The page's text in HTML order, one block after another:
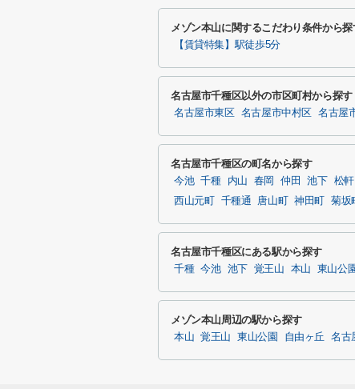
メゾン本山に関するこだわり条件から探
【賃貸特集】駅徒歩5分
名古屋市千種区以外の市区町村から探す
名古屋市東区 名古屋市中村区 名古屋
名古屋市千種区の町名から探す
今池 千種 内山 春岡 仲田 池下 松軒
西山元町
千種通 唐山町 神田町 菊坂町
名古屋市千種区にある駅から探す
千種 今池 池下 覚王山 本山 東山公
メゾン本山周辺の駅から探す
本山 覚王山 東山公園 自由ヶ丘 名古